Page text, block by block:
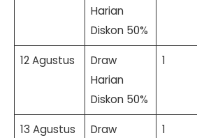
Harian
Diskon 50%
12 Agustus
Draw
Harian
Diskon 50%
1
13 Agustus
Draw
1